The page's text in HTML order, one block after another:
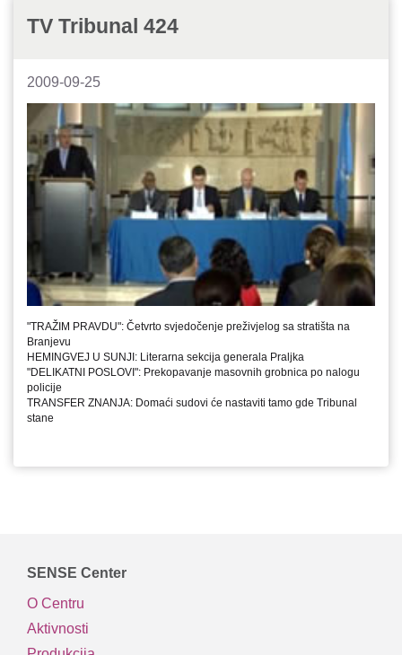
TV Tribunal 424
2009-09-25
"TRAŽIM PRAVDU": Četvrto svjedočenje preživjelog sa stratišta na
Branjevu
HEMINGVEJ U SUNJI: Literarna sekcija generala Praljka
"DELIKATNI POSLOVI": Prekopavanje masovnih grobnica po nalogu
policije
TRANSFER ZNANJA: Domaći sudovi će nastaviti tamo gde Tribunal
stane
SENSE Center
O Centru
Aktivnosti